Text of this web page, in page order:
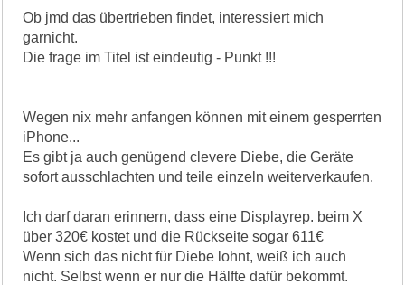
Ob jmd das übertrieben findet, interessiert mich
garnicht.
Die frage im Titel ist eindeutig - Punkt !!!
Wegen nix mehr anfangen können mit einem gesperrten
iPhone...
Es gibt ja auch genügend clevere Diebe, die Geräte
sofort ausschlachten und teile einzeln weiterverkaufen.
Ich darf daran erinnern, dass eine Displayrep. beim X
über 320€ kostet und die Rückseite sogar 611€
Wenn sich das nicht für Diebe lohnt, weiß ich auch
nicht. Selbst wenn er nur die Hälfte dafür bekommt.